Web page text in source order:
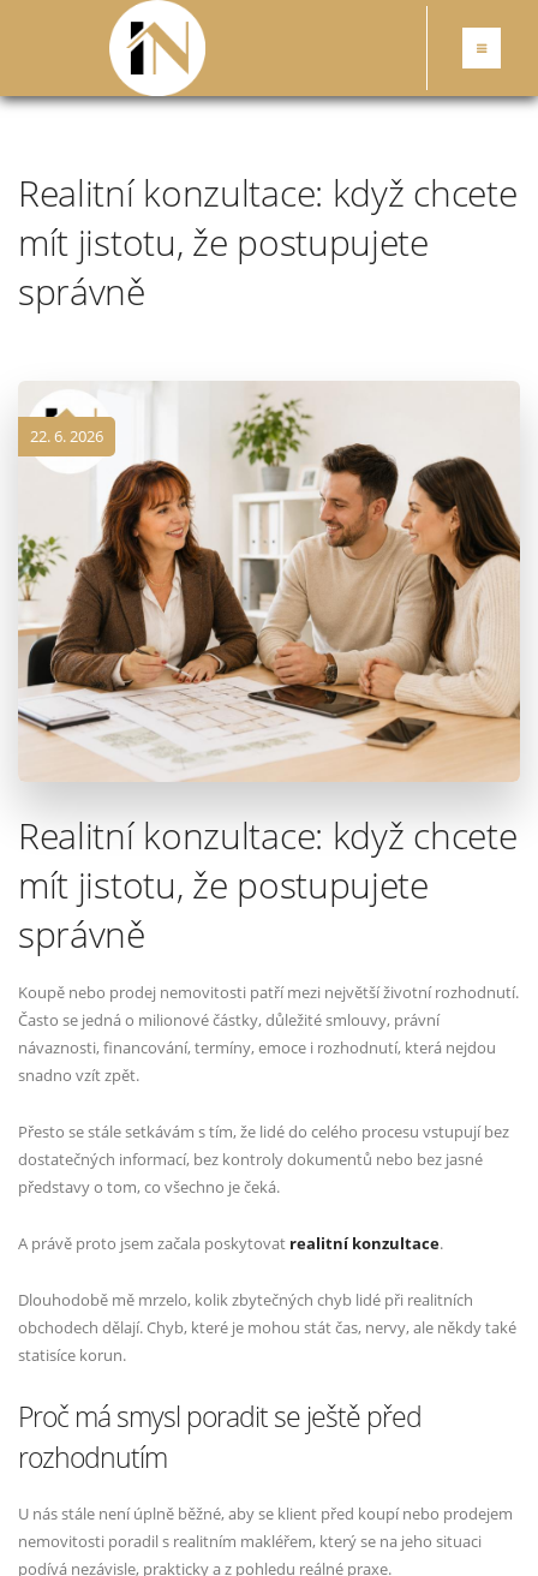
Realitní konzultace: když chcete
mít jistotu, že postupujete
správně
22. 6. 2026
Realitní konzultace: když chcete
mít jistotu, že postupujete
správně
Koupě nebo prodej nemovitosti patří mezi největší životní rozhodnutí.
Často se jedná o milionové částky, důležité smlouvy, právní
návaznosti, financování, termíny, emoce i rozhodnutí, která nejdou
snadno vzít zpět.
Přesto se stále setkávám s tím, že lidé do celého procesu vstupují bez
dostatečných informací, bez kontroly dokumentů nebo bez jasné
představy o tom, co všechno je čeká.
A právě proto jsem začala poskytovat realitní konzultace.
Dlouhodobě mě mrzelo, kolik zbytečných chyb lidé při realitních
obchodech dělají. Chyb, které je mohou stát čas, nervy, ale někdy také
statisíce korun.
Proč má smysl poradit se ještě před
rozhodnutím
U nás stále není úplně běžné, aby se klient před koupí nebo prodejem
nemovitosti poradil s realitním makléřem, který se na jeho situaci
podívá nezávisle, prakticky a z pohledu reálné praxe.